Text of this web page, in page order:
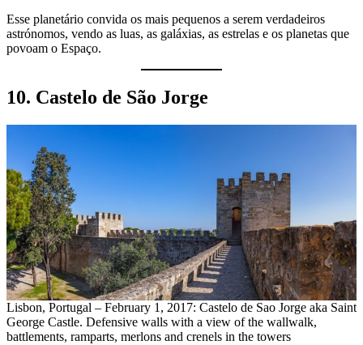
Esse planetário convida os mais pequenos a serem verdadeiros
astrónomos, vendo as luas, as galáxias, as estrelas e os planetas que
povoam o Espaço.
10. Castelo de São Jorge
Lisbon, Portugal – February 1, 2017: Castelo de Sao Jorge aka Saint
George Castle. Defensive walls with a view of the wallwalk,
battlements, ramparts, merlons and crenels in the towers